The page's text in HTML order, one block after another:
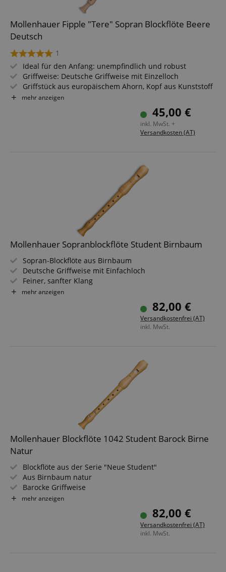
Mollenhauer Fipple "Tere" Sopran Blockflöte Beere
Deutsch
1
Ideal für den Anfang: unempfindlich und robust
Griffweise: Deutsche Griffweise mit Einzelloch
Griffstück aus europäischem Ahorn, Kopf aus Kunststoff
Tonumfang: c2 - d4
Inkl. Etui, Wischerstab, Grifftabelle, Fipple-Story, -Song &
mehr anzeigen
45,00 €
inkl. MwSt. +
Versandkosten (AT)
Mollenhauer Sopranblockflöte Student Birnbaum
Sopran-Blockflöte aus Birnbaum
Deutsche Griffweise mit Einfachloch
Feiner, sanfter Klang
Stabile Ansprache
Inklusive Tasche, Grifftabelle und Zubehör
mehr anzeigen
82,00 €
Versandkostenfrei (AT)
inkl. MwSt.
Mollenhauer Blockflöte 1042 Student Barock Birne
Natur
Blockflöte aus der Serie "Neue Student"
Aus Birnbaum natur
Barocke Griffweise
Stimmung: C-Sopran
Inkl. Flötentasche, Microfaserwischer, Fettdöschen &
mehr anzeigen
82,00 €
Versandkostenfrei (AT)
inkl. MwSt.